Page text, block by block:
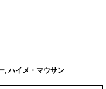
,ハイメ・マウサン